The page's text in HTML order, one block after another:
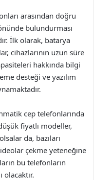
arasından doğru
bulundurması
İlk olarak, batarya
cihazlarının uzun süre
hakkında bilgi
desteği ve yazılım
cep telefonlarında
fiyatlı modeller,
da, bazıları
çekme yeteneğine
bu telefonların
olacaktır.